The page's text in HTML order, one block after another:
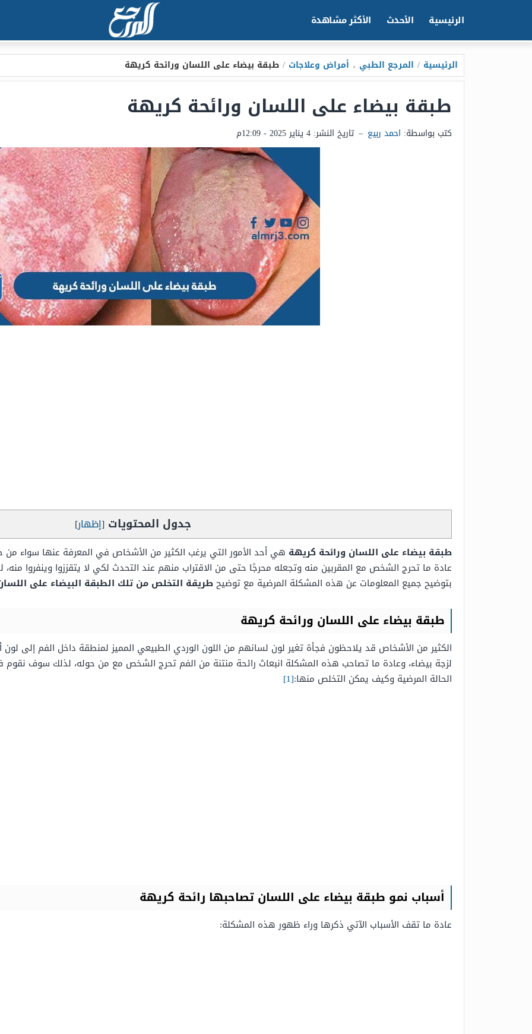
الرئيسية الأحدث الأكثر مشاهدة
الرئيسية / المرجع الطبي ، أمراض وعلاجات / طبقة بيضاء على اللسان ورائحة كريهة
طبقة بيضاء على اللسان ورائحة كريهة
كتب بواسطة: احمد ربيع – تاريخ النشر: 4 يناير 2025 - 12:09م
جدول المحتويات [إظهار]
طبقة بيضاء على اللسان ورائحة كريهة هي أحد الأمور التي يرغب الكثير من الأشخاص في المعرفة عنها سواء
عادة ما تحرج الشخص مع المقربين منه وتجعله محرجًا حتى من الاقتراب منهم عند التحدث لكي لا يتقززوا وينفروا
بتوضيح جميع المعلومات عن هذه المشكلة المرضية مع توضيحطريقة التخلص من تلك الطبقة البيضاء على
طبقة بيضاء على اللسان ورائحة كريهة
الكثير من الأشخاص قد يلاحظون فجأة تغير لون لسانهم من اللون الوردي الطبيعي المميز لمنطقة داخل الفم إلى
لزجة بيضاء، وعادة ما تصاحب هذه المشكلة انبعاث رائحة منتنة من الفم تحرج الشخص مع من حوله، لذلك سوف
الحالة المرضية وكيف يمكن التخلص منها:[1]
أسباب نمو طبقة بيضاء على اللسان تصاحبها رائحة كريهة
عادة ما تقف الأسباب الآتي ذكرها وراء ظهور هذه المشكلة: